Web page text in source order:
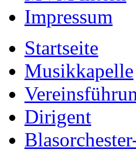
Impressum
Startseite
Musikkapelle
Dirigent